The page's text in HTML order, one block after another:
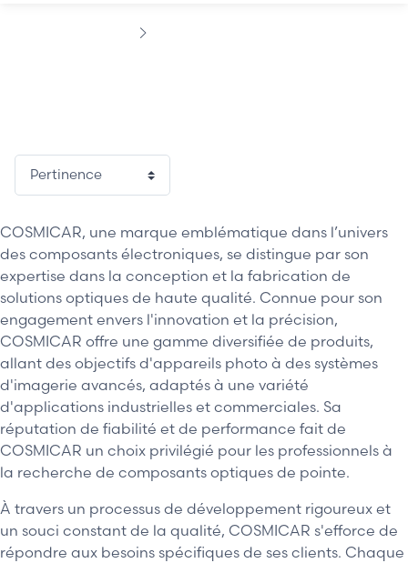
COSMICAR, une marque emblématique dans l’univers
des composants électroniques, se distingue par son
expertise dans la conception et la fabrication de
solutions optiques de haute qualité. Connue pour son
engagement envers l'innovation et la précision,
COSMICAR offre une gamme diversifiée de produits,
allant des objectifs d'appareils photo à des systèmes
d'imagerie avancés, adaptés à une variété
d'applications industrielles et commerciales. Sa
réputation de fiabilité et de performance fait de
COSMICAR un choix privilégié pour les professionnels à
la recherche de composants optiques de pointe.
À travers un processus de développement rigoureux et
un souci constant de la qualité, COSMICAR s'efforce de
répondre aux besoins spécifiques de ses clients. Chaque